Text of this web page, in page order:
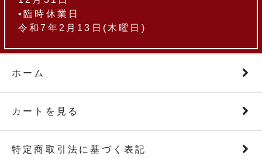
▪臨時休業日
令和7年2月13日(木曜日)
ホーム
カートを見る
特定商取引法に基づく表記